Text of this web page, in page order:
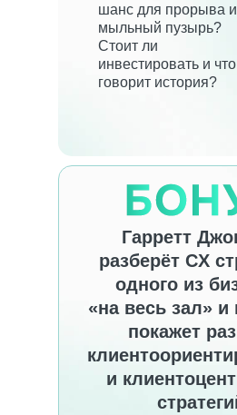
Гарретт
разберёт CX
одного из
«на весь зал» и
покажет
и
шанс для прорыва
мыльный пузырь?
Стоит ли
инвестировать и что
говорит история?